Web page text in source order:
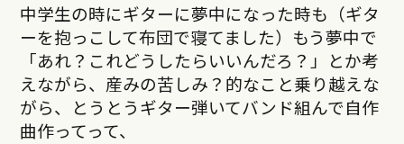
中学生の時にギターに夢中になった時も（ギタ
ーを抱っこして布団で寝てました）もう夢中で
「あれ？これどうしたらいいんだろ？」とか考
えながら、産みの苦しみ？的なこと乗り越えな
がら、とうとうギター弾いてバンド組んで自作
曲作ってって、